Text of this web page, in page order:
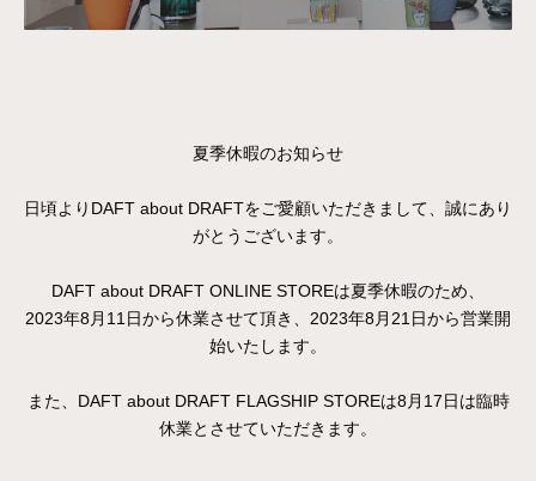
夏季休暇のお知らせ
日頃よりDAFT about DRAFTをご愛顧いただきまして、誠にあり
がとうございます。
DAFT about DRAFT ONLINE STOREは夏季休暇のため、
2023年8月11日から休業させて頂き、2023年8月21日から営業開
始いたします。
また、DAFT about DRAFT FLAGSHIP STOREは8月17日は臨時
休業とさせていただきます。